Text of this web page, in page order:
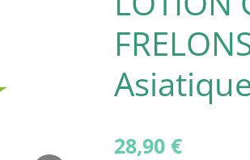
28,90 €